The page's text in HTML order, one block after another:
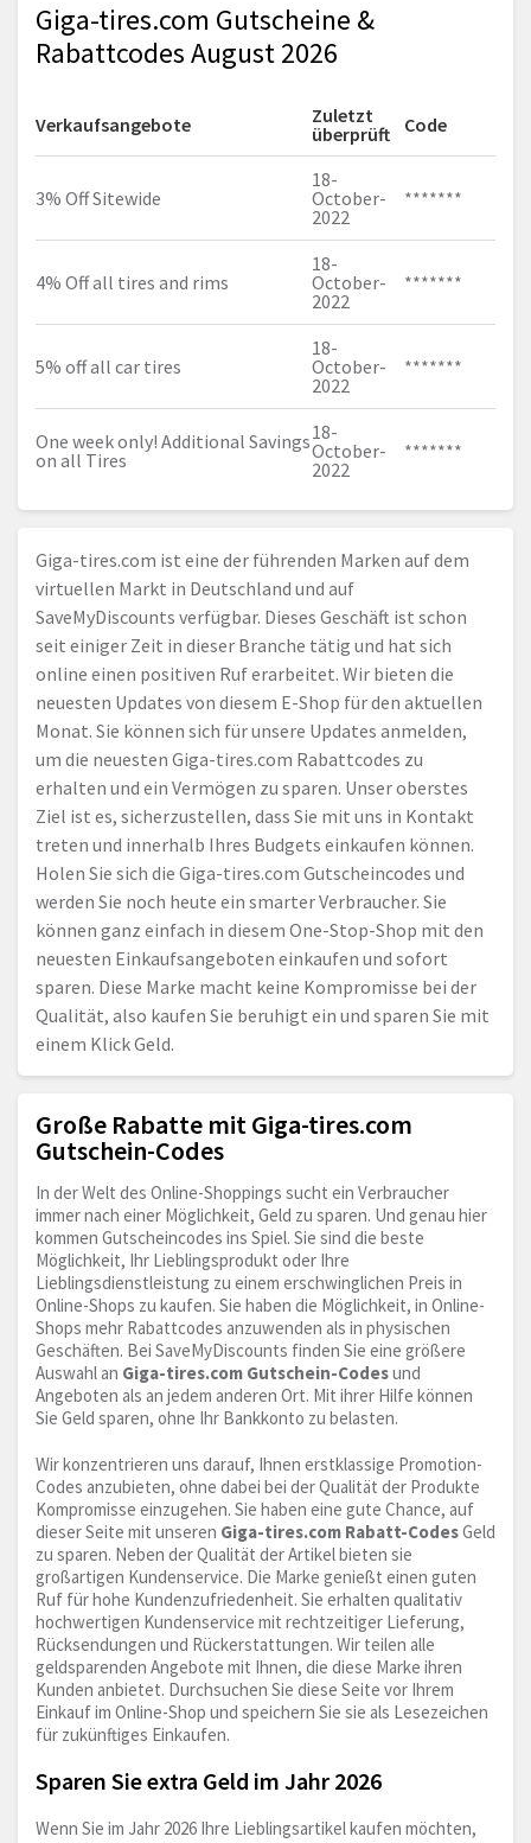
Giga-tires.com Gutscheine &
Rabattcodes August 2026
Verkaufsangebote
Zuletzt
überprüft
Code
3% Off Sitewide
18-
October-
2022
*******
4% Off all tires and rims
18-
October-
2022
*******
5% off all car tires
18-
October-
2022
*******
One week only! Additional Savings
on all Tires
18-
October-
2022
*******
Giga-tires.com ist eine der führenden Marken auf dem
virtuellen Markt in Deutschland und auf
SaveMyDiscounts verfügbar. Dieses Geschäft ist schon
seit einiger Zeit in dieser Branche tätig und hat sich
online einen positiven Ruf erarbeitet. Wir bieten die
neuesten Updates von diesem E-Shop für den aktuellen
Monat. Sie können sich für unsere Updates anmelden,
um die neuesten Giga-tires.com Rabattcodes zu
erhalten und ein Vermögen zu sparen. Unser oberstes
Ziel ist es, sicherzustellen, dass Sie mit uns in Kontakt
treten und innerhalb Ihres Budgets einkaufen können.
Holen Sie sich die Giga-tires.com Gutscheincodes und
werden Sie noch heute ein smarter Verbraucher. Sie
können ganz einfach in diesem One-Stop-Shop mit den
neuesten Einkaufsangeboten einkaufen und sofort
sparen. Diese Marke macht keine Kompromisse bei der
Qualität, also kaufen Sie beruhigt ein und sparen Sie mit
einem Klick Geld.
Große Rabatte mit Giga-tires.com
Gutschein-Codes
In der Welt des Online-Shoppings sucht ein Verbraucher
immer nach einer Möglichkeit, Geld zu sparen. Und genau hier
kommen Gutscheincodes ins Spiel. Sie sind die beste
Möglichkeit, Ihr Lieblingsprodukt oder Ihre
Lieblingsdienstleistung zu einem erschwinglichen Preis in
Online-Shops zu kaufen. Sie haben die Möglichkeit, in Online-
Shops mehr Rabattcodes anzuwenden als in physischen
Geschäften. Bei SaveMyDiscounts finden Sie eine größere
Auswahl an Giga-tires.com Gutschein-Codesund
Angeboten als an jedem anderen Ort. Mit ihrer Hilfe können
Sie Geld sparen, ohne Ihr Bankkonto zu belasten.
Wir konzentrieren uns darauf, Ihnen erstklassige Promotion-
Codes anzubieten, ohne dabei bei der Qualität der Produkte
Kompromisse einzugehen. Sie haben eine gute Chance, auf
dieser Seite mit unseren Giga-tires.com Rabatt-CodesGeld
zu sparen. Neben der Qualität der Artikel bieten sie
großartigen Kundenservice. Die Marke genießt einen guten
Ruf für hohe Kundenzufriedenheit. Sie erhalten qualitativ
hochwertigen Kundenservice mit rechtzeitiger Lieferung,
Rücksendungen und Rückerstattungen. Wir teilen alle
geldsparenden Angebote mit Ihnen, die diese Marke ihren
Kunden anbietet. Durchsuchen Sie diese Seite vor Ihrem
Einkauf im Online-Shop und speichern Sie sie als Lesezeichen
für zukünftiges Einkaufen.
Sparen Sie extra Geld im Jahr 2026
Wenn Sie im Jahr 2026 Ihre Lieblingsartikel kaufen möchten,